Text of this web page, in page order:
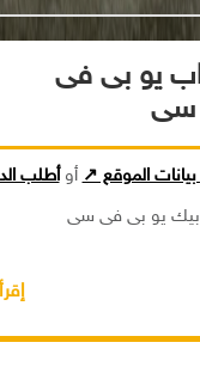
يو بى فى
سى
الموقع ↗ أوأطلب
يو بى فى سى